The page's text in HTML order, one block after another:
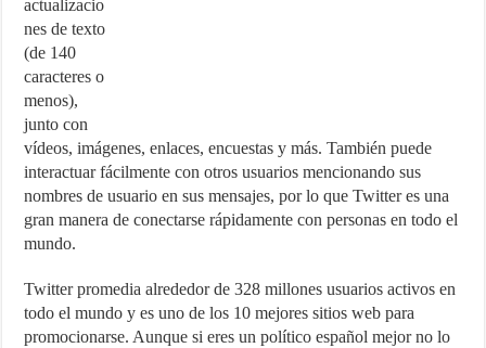
actualizacio
nes de texto
(de 140
caracteres o
menos),
junto con
vídeos, imágenes, enlaces, encuestas y más. También puede
interactuar fácilmente con otros usuarios mencionando sus
nombres de usuario en sus mensajes, por lo que Twitter es una
gran manera de conectarse rápidamente con personas en todo el
mundo.
Twitter promedia alrededor de 328 millones usuarios activos en
todo el mundo y es uno de los 10 mejores sitios web para
promocionarse. Aunque si eres un político español mejor no lo